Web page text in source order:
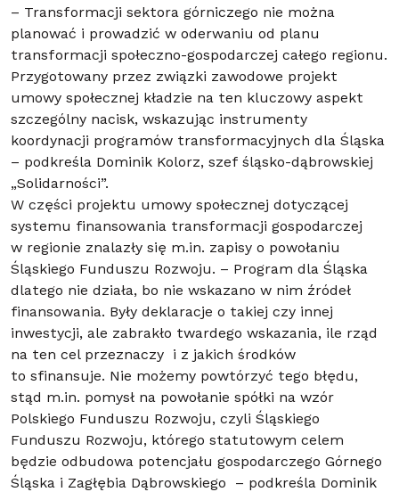
– Transformacji sektora górniczego nie można
planować i prowadzić w oderwaniu od planu
transformacji społeczno-gospodarczej całego regionu.
Przygotowany przez związki zawodowe projekt
umowy społecznej kładzie na ten kluczowy aspekt
szczególny nacisk, wskazując instrumenty
koordynacji programów transformacyjnych dla Śląska
– podkreśla Dominik Kolorz, szef śląsko-dąbrowskiej
„Solidarności”.
W części projektu umowy społecznej dotyczącej
systemu finansowania transformacji gospodarczej
w regionie znalazły się m.in. zapisy o powołaniu
Śląskiego Funduszu Rozwoju. – Program dla Śląska
dlatego nie działa, bo nie wskazano w nim źródeł
finansowania. Były deklaracje o takiej czy innej
inwestycji, ale zabrakło twardego wskazania, ile rząd
na ten cel przeznaczy i z jakich środków
to sfinansuje. Nie możemy powtórzyć tego błędu,
stąd m.in. pomysł na powołanie spółki na wzór
Polskiego Funduszu Rozwoju, czyli Śląskiego
Funduszu Rozwoju, którego statutowym celem
będzie odbudowa potencjału gospodarczego Górnego
Śląska i Zagłębia Dąbrowskiego – podkreśla Dominik